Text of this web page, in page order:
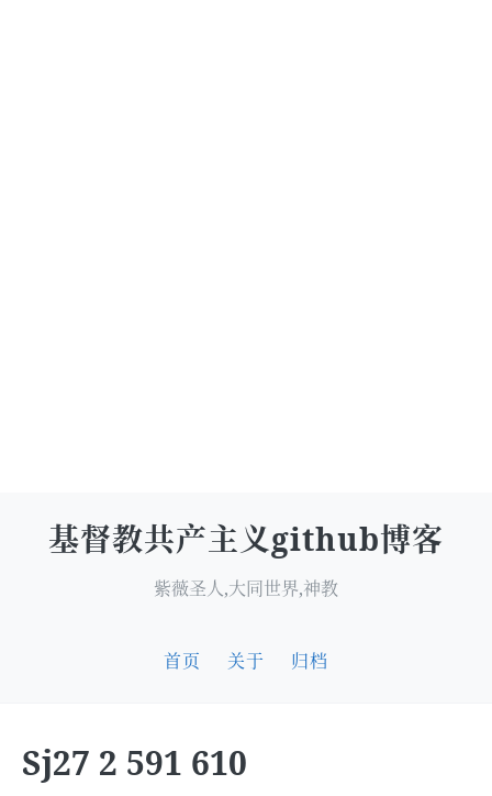
基督教共产主义github博客
紫薇圣人,大同世界,神教
首页 关于 归档
Sj27 2 591 610